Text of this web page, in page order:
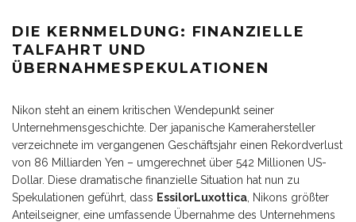
DIE KERNMELDUNG: FINANZIELLE
TALFAHRT UND
ÜBERNAHMESPEKULATIONEN
Nikon steht an einem kritischen Wendepunkt seiner
Unternehmensgeschichte. Der japanische Kamerahersteller
verzeichnete im vergangenen Geschäftsjahr einen Rekordverlust
von 86 Milliarden Yen – umgerechnet über 542 Millionen US-
Dollar. Diese dramatische finanzielle Situation hat nun zu
Spekulationen geführt, dass EssilorLuxottica , Nikons größter
Anteilseigner, eine umfassende Übernahme des Unternehmens